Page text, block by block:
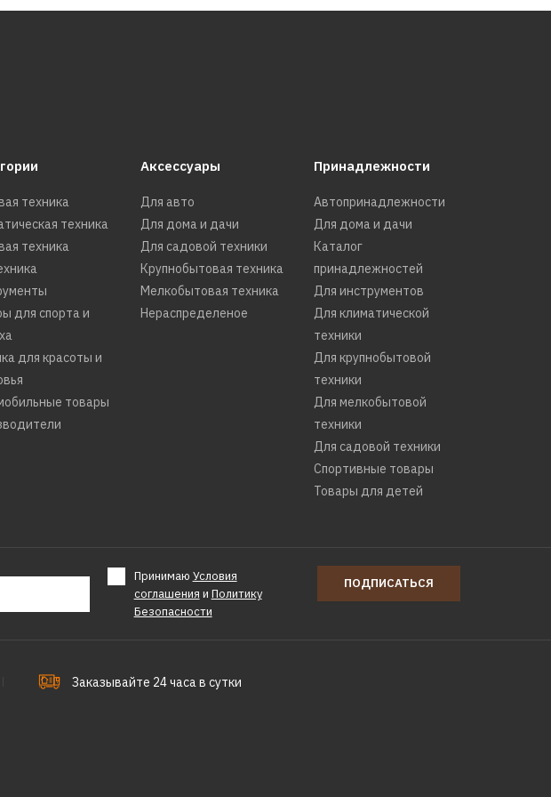
В ПОЖЕЛАНИЯ
мойка
M-56
техника
техника
техника
для спорта и
для красоты и
товары
Аксессуары
Для авто
Для дома и дачи
Для садовой техники
Крупнобытовая техника
Мелкобытовая техника
Нераспределеное
Принадлежности
Автопринадлежности
Для дома и дачи
Каталог
принадлежностей
Для инструментов
Для климатической
техники
Для крупнобытовой
техники
Для мелкобытовой
техники
Для садовой техники
Спортивные товары
Товары для детей
Принимаю Условия
соглашения и Политику
Безопасности
ПОДПИСАТЬСЯ
Заказывайте 24 часа в сутки